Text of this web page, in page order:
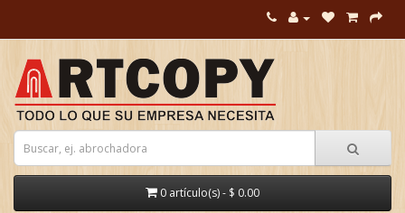
0 artículo(s) - $ 0.00